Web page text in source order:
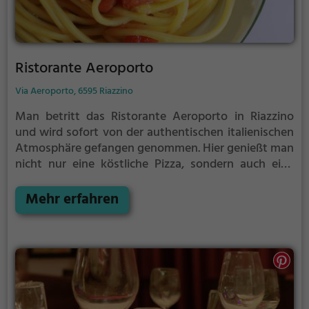
Ristorante Aeroporto
Via Aeroporto, 6595 Riazzino
Man betritt das Ristorante Aeroporto in Riazzino
und wird sofort von der authentischen italienischen
Atmosphäre gefangen genommen. Hier genießt man
nicht nur eine köstliche Pizza, sondern auch eine
Getränken. Von Cocktails über vegetarische Gerichte
bis hin zum reichhaltigen Frühstücks- und Brunch-
gemütliche Einrichtung lädt zum Verweilen ein und
lässt einen den Alltag für eine Weile vergessen. Im
Ristorante Aeroporto erlebt man italienische
Gastfreundschaft pur und kann sich kulinarisch
Mehr erfahren